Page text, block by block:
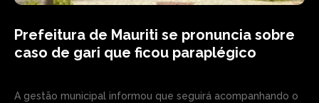
Prefeitura de Mauriti se pronuncia sobre
caso de gari que ficou paraplégico
A gestão municipal informou que seguirá acompanhando o